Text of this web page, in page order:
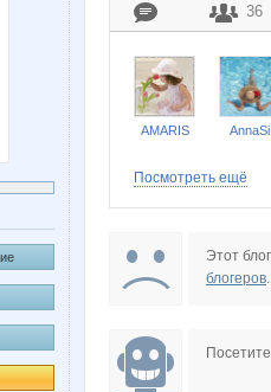
36
AMARIS AnnaSi
rainwolf
Посмотреть ещё
Этот
блогеров.